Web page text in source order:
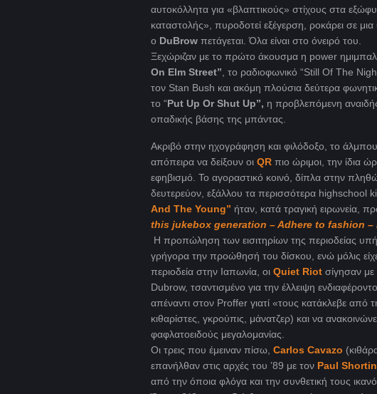
αυτοκόλλητα για «βλαπτικούς» στίχους στα
καταστολής», πυροδοτεί εξέγερση, ροκάρει σε
ο DuBrow πετάγεται. Όλα είναι στο όνειρό του.
Ξεχώριζαν με το πρώτο άκουσμα η power
On Elm Street” , το ραδιοφωνικό “Still Of The
τον Stan Bush και ακόμη πλούσια δεύτερα
το “Put Up Or Shut Up”, η προβλεπόμενη
οπαδικής βάσης της μπάντας.
Ακριβό στην ηχογράφηση και φιλόδοξο, το
απόπειρα να δείξουν οι QR πιο ώριμοι, την ίδια
εφηβισμό. Το αγοραστικό κοινό, δίπλα στην
δευτερεύον, εξάλλου τα περισσότερα highschool
And The Young” ήταν, κατά τραγική ειρωνεία,
this jukebox generation – Adhere to fashion
Η προπώληση των εισιτηρίων της περιοδείας
γρήγορα την προώθησή του δίσκου, ενώ μόλις
περιοδεία στην Ιαπωνία, οι Quiet Riot σίγησαν με
Dubrow, τσαντισμένο για την έλλειψη
απέναντι στον Proffer γιατί «τους κατάκλεβε από
κιθαρίστες, γκρούπις, μάνατζερ) και να
φαφλατοειδούς μεγαλομανίας.
Οι τρεις που έμειναν πίσω, Carlos Cavazo
επανήλθαν στις αρχές του ’89 με τον Paul
από την όποια φλόγα και την συνθετική τους